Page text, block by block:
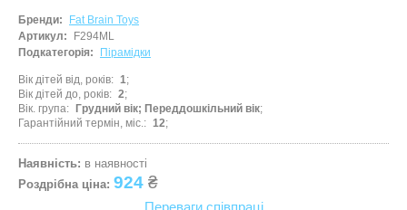
Бренди:
Fat Brain Toys
Артикул:
F294ML
Подкатегорія:
Пірамідки
Вік дітей від, років
1
Вік дітей до, років
2
Вік. група
Грудний вік; Переддошкільний вік
Гарантійний термін, міс.
12
Наявність: в наявності
Роздрібна ціна: 924 ₴
Переваги співпраці